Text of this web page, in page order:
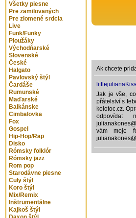
Všetky piesne
Pre zamilovaných
Pre zlomené srdcia
Live
Funk/Funky
Ploužáky
Východňarské
Slovenské
České
Halgato
Pavlovský štýl
Čardáše
Rumunské
Maďarské
Balkánske
Cimbalovka
Fox
Gospel
Hip-Hop/Rap
Disko
Rómsky folklór
Rómsky jazz
Rom pop
Starodávne piesne
Culy štýl
Koro štýl
Mix/Remix
Inštrumentálne
Kajkoš štýl
Ak chcete
littlejulianaKiss
Jak je vše,
přátelství s
kolotoc.cz.
odpovídat
vám moje